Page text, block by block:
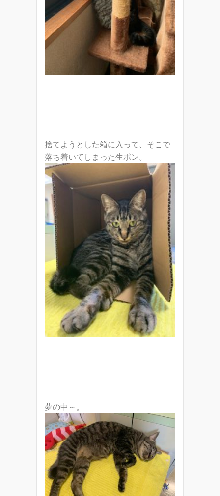
捨てようとした箱に入って、そこで
落ち着いてしまった生ポン。
夢の中～。